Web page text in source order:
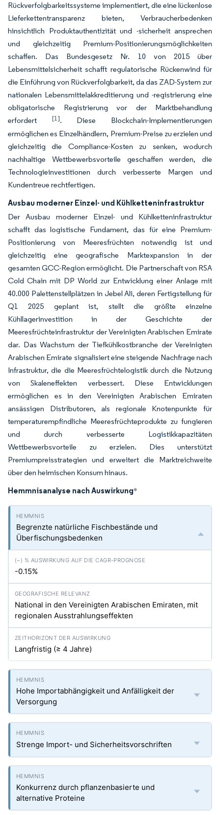
Rückverfolgbarkeitssysteme implementiert, die eine lückenlose
Lieferkettentransparenz bieten, Verbraucherbedenken
hinsichtlich Produktauthentizität und -sicherheit ansprechen
und gleichzeitig Premium-Positionierungsmöglichkeiten
schaffen. Das Bundesgesetz Nr. 10 von 2015 über
Lebensmittelsicherheit schafft regulatorische Rückenwind für
die Einführung von Rückverfolgbarkeit, da das ZAD-System zur
nationalen Lebensmittelakkreditierung und -registrierung eine
obligatorische Registrierung vor der Marktbehandlung
erfordert [1]. Diese Blockchain-Implementierungen
ermöglichen es Einzelhändlern, Premium-Preise zu erzielen und
gleichzeitig die Compliance-Kosten zu senken, wodurch
nachhaltige Wettbewerbsvorteile geschaffen werden, die
Technologieinvestitionen durch verbesserte Margen und
Kundentreue rechtfertigen.
Ausbau moderner Einzel- und Kühlketteninfrastruktur
Der Ausbau moderner Einzel- und Kühlketteninfrastruktur
schafft das logistische Fundament, das für eine Premium-
Positionierung von Meeresfrüchten notwendig ist und
gleichzeitig eine geografische Marktexpansion in der
gesamten GCC-Region ermöglicht. Die Partnerschaft von RSA
Cold Chain mit DP World zur Entwicklung einer Anlage mit
40.000 Palettenstellplätzen in Jebel Ali, deren Fertigstellung für
Q1 2025 geplant ist, stellt die größte einzelne
Kühllagerinvestition in der Geschichte der
Meeresfrüchteinfrastruktur der Vereinigten Arabischen Emirate
dar. Das Wachstum der Tiefkühlkostbranche der Vereinigten
Arabischen Emirate signalisiert eine steigende Nachfrage nach
Infrastruktur, die die Meeresfrüchtelogistik durch die Nutzung
von Skaleneffekten verbessert. Diese Entwicklungen
ermöglichen es in den Vereinigten Arabischen Emiraten
ansässigen Distributoren, als regionale Knotenpunkte für
temperaturempfindliche Meeresfrüchteprodukte zu fungieren
und durch verbesserte Logistikkapazitäten
Wettbewerbsvorteile zu erzielen. Dies unterstützt
Premiumpreisstrategien und erweitert die Marktreichweite
über den heimischen Konsum hinaus.
Hemmnisanalyse nach Auswirkung*
Begrenzte natürliche Fischbestände und
Überfischungsbedenken
-0.15%
National in den Vereinigten Arabischen Emiraten, mit
regionalen Ausstrahlungseffekten
Langfristig (≥ 4 Jahre)
Hohe Importabhängigkeit und Anfälligkeit der
Versorgung
Strenge Import- und Sicherheitsvorschriften
Konkurrenz durch pflanzenbasierte und
alternative Proteine